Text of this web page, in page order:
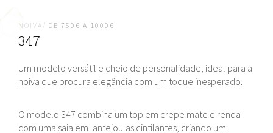
NOIVA/ DE 750€ A 1000€
347
Um modelo versátil e cheio de personalidade, ideal para a
noiva que procura elegância com um toque inesperado.
O modelo 347 combina um top em crepe mate e renda
com uma saia em lantejoulas cintilantes, criando um